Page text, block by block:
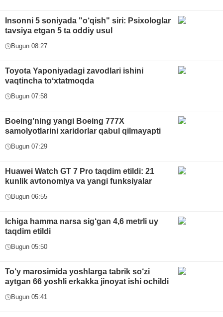
Insonni 5 soniyada "o‘qish" siri: Psixologlar
tavsiya etgan 5 ta oddiy usul
Bugun 08:27
Toyota Yaponiyadagi zavodlari ishini
vaqtincha toʻxtatmoqda
Bugun 07:58
Boeingʼning yangi Boeing 777X
samolyotlarini xaridorlar qabul qilmayapti
Bugun 07:29
Huawei Watch GT 7 Pro taqdim etildi: 21
kunlik avtonomiya va yangi funksiyalar
Bugun 06:55
Ichiga hamma narsa sig‘gan 4,6 metrli uy
taqdim etildi
Bugun 05:50
To‘y marosimida yoshlarga tabrik so‘zi
aytgan 66 yoshli erkakka jinoyat ishi ochildi
Bugun 05:41